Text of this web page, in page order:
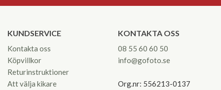
KUNDSERVICE
Kontakta oss
Köpvillkor
Returinstruktioner
Att välja kikare
KONTAKTA OSS
08 55 60 60 50
info@gofoto.se
Org.nr: 556213-0137